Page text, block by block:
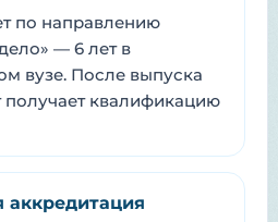
по направлению
— 6 лет в
вузе. После выпуска
получает квалификацию
аккредитация